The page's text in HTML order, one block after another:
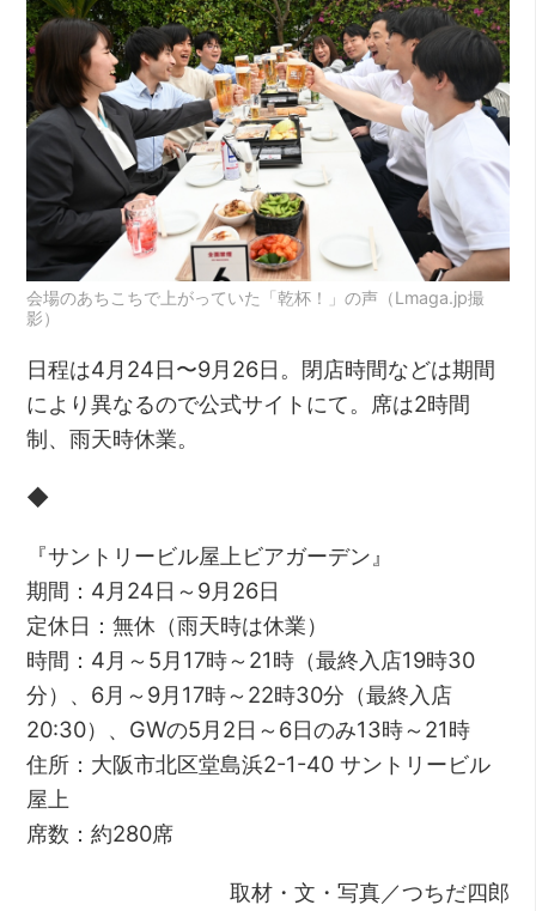
会場のあちこちで上がっていた「乾杯！」の声（Lmaga.jp撮
影）
日程は4月24日〜9月26日。閉店時間などは期間
により異なるので公式サイトにて。席は2時間
制、雨天時休業。
◆
『サントリービル屋上ビアガーデン』
期間：4月24日～9月26日
定休日：無休（雨天時は休業）
時間：4月～5月17時～21時（最終入店19時30
分）、6月～9月17時～22時30分（最終入店
20:30）、GWの5月2日～6日のみ13時～21時
住所：大阪市北区堂島浜2-1-40 サントリービル
屋上
席数：約280席
取材・文・写真／つちだ四郎